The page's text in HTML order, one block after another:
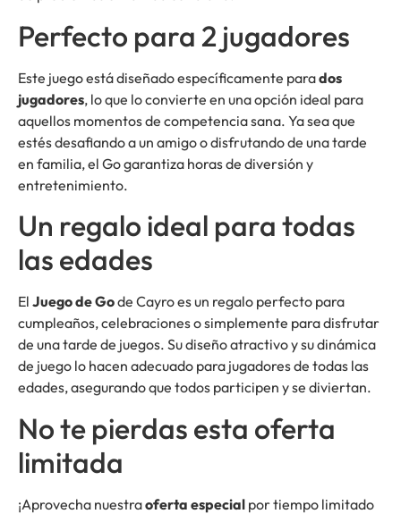
Perfecto para 2 jugadores
Este juego está diseñado específicamente parados
jugadores, lo que lo convierte en una opción ideal para
aquellos momentos de competencia sana. Ya sea que
estés desafiando a un amigo o disfrutando de una tarde
en familia, el Go garantiza horas de diversión y
entretenimiento.
Un regalo ideal para todas
las edades
El Juego de Gode Cayro es un regalo perfecto para
cumpleaños, celebraciones o simplemente para disfrutar
de una tarde de juegos. Su diseño atractivo y su dinámica
de juego lo hacen adecuado para jugadores de todas las
edades, asegurando que todos participen y se diviertan.
No te pierdas esta oferta
limitada
¡Aprovecha nuestraoferta especial por tiempo limitado